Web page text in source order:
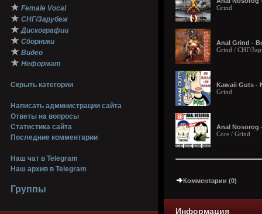
★ Female Vocal
★ СНГ/Зарубеж
★ Дискографии
★ Сборники
★ Видео
★ Неформат
Скрыть категории
Написать администрации сайта
Ответы на вопросы
Статистика сайта
Последние комментарии
Наш чат в Telegram
Наш архив в Telegram
Группы
Grind
Anal Grind -
Grind / СНГ/
Kawaii Guts -
Grind
Anal Nosorog
Core / Grind
Комментарии (0)
Информация